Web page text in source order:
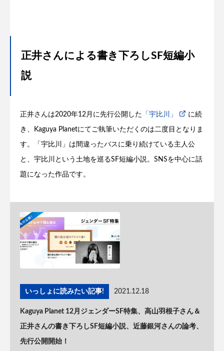
正井さんによる書き下ろしSF短編小
説
正井さんは2020年12月に先行公開した 「宇比川」 に続
き、Kaguya Planetにてご執筆いただくのは二度目となりま
す。「宇比川」は間違ったバスに乗り続けている主人公
と、宇比川という土地を巡るSF短編小説。SNSを中心に話
題になった作品です。
いっしょに読みたい記事! 2021.12.18
Kaguya Planet 12月ジェンダーSF特集、高山羽根子さん＆
正井さんの書き下ろしSF短編小説、近藤銀河さんの論考、
先行公開開始！